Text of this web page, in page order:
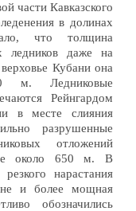
части Кавказского
в долинах
что толщина
ледников даже на
Кубани она
м. Ледниковые
Рейнгардом
в месте слияния
разрушенные
отложений
около 650 м. В
нарастания
и более мощная
обозначились